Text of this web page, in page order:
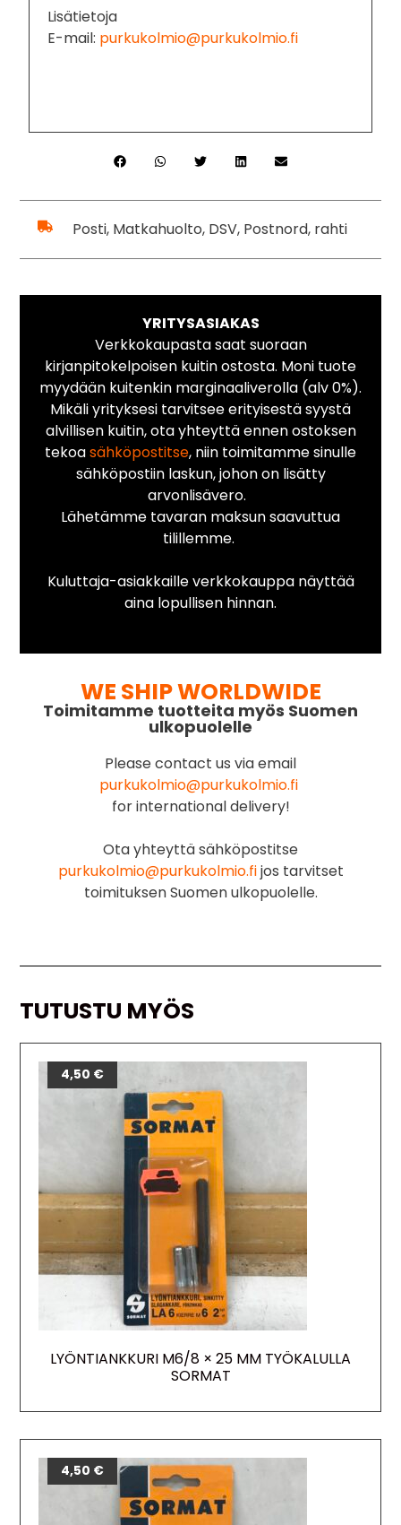
Lisätietoja
E-mail: purkukolmio@purkukolmio.fi
Posti, Matkahuolto, DSV, Postnord, rahti
YRITYSASIAKAS
Verkkokaupasta saat suoraan
kirjanpitokelpoisen kuitin ostosta. Moni tuote
myydään kuitenkin marginaaliverolla (alv 0%).
Mikäli yrityksesi tarvitsee erityisestä syystä
alvillisen kuitin, ota yhteyttä ennen ostoksen
tekoasähköpostitse, niin toimitamme sinulle
sähköpostiin laskun, johon on lisätty
arvonlisävero.
Lähetämme tavaran maksun saavuttua
tilillemme.
Kuluttaja-asiakkaille verkkokauppa näyttää
aina lopullisen hinnan.
WE SHIP WORLDWIDE
Toimitamme tuotteita myös Suomen
ulkopuolelle
Please contact us via email
purkukolmio@purkukolmio.fi
for international delivery!
Ota yhteyttä sähköpostitse
purkukolmio@purkukolmio.fijos tarvitset
toimituksen Suomen ulkopuolelle.
TUTUSTU MYÖS
LYÖNTIANKKURI M6/8 × 25 MM TYÖKALULLA
SORMAT
4,50 €
4,50 €